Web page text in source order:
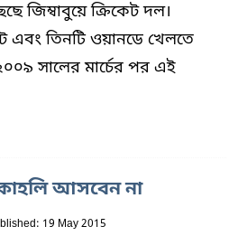
জিম্বাবুয়ে ক্রিকেট দল।
এবং তিনটি ওয়ানডে খেলতে
সালের মার্চের পর এই
আসবেন না
19 May 2015